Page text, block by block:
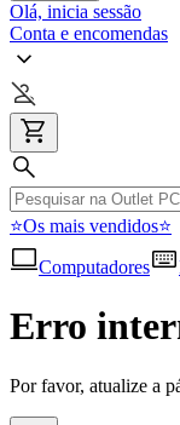
Olá, inicia sessão
Conta e encomendas
⭐Os mais vendidos⭐
Computadores
Erro
Por favor, atualize a